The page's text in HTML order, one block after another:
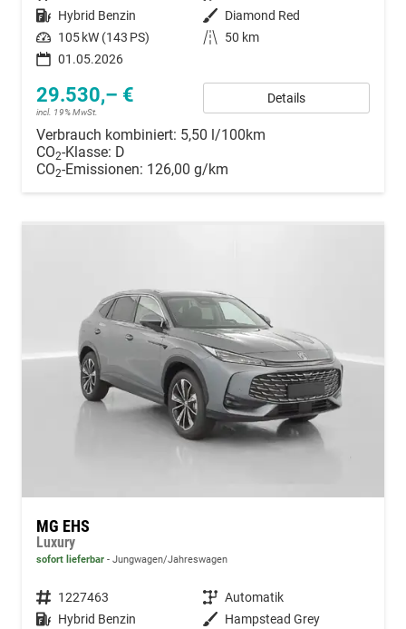
Kraftstoff Hybrid Benzin Außenfarbe Diamond Red
Leistung 105 kW (143 PS) Kilometerstand
50 km
01.05.2026
29.530,– €
incl. 19% MwSt.
Details
Verbrauch kombiniert: 5,50 l/100km
CO2-Klasse: D
CO2-Emissionen: 126,00 g/km
MG EHS
Luxury
sofort lieferbar Jungwagen/Jahreswagen
Fahrzeugnummer 1227463 Getriebe Automatik
Kraftstoff Hybrid Benzin Außenfarbe Hampstead Grey